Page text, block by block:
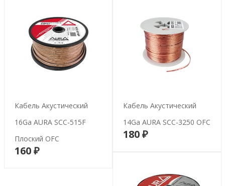
Кабель Акустический
16Ga AURA SCC-515F
Плоский OFC
160 ₽В корзину
Кабель Акустический
14Ga AURA SCC-3250 OFC
180 ₽В корзину